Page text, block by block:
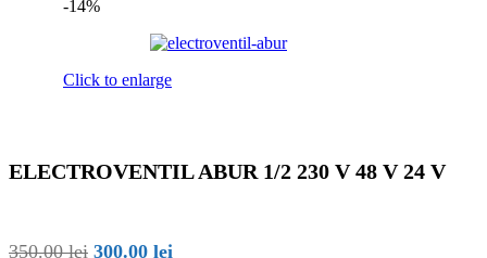
-14%
Click to enlarge
ELECTROVENTIL ABUR 1/2 230 V 48 V 24 V
350.00lei Prețul
300.00 lei